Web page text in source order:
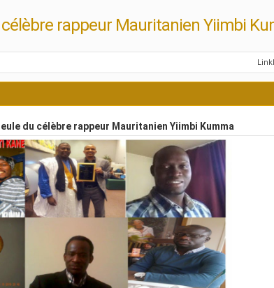
rappeur Mauritanien Yiimbi
du célèbre rappeur Mauritanien Yiimbi Kumma